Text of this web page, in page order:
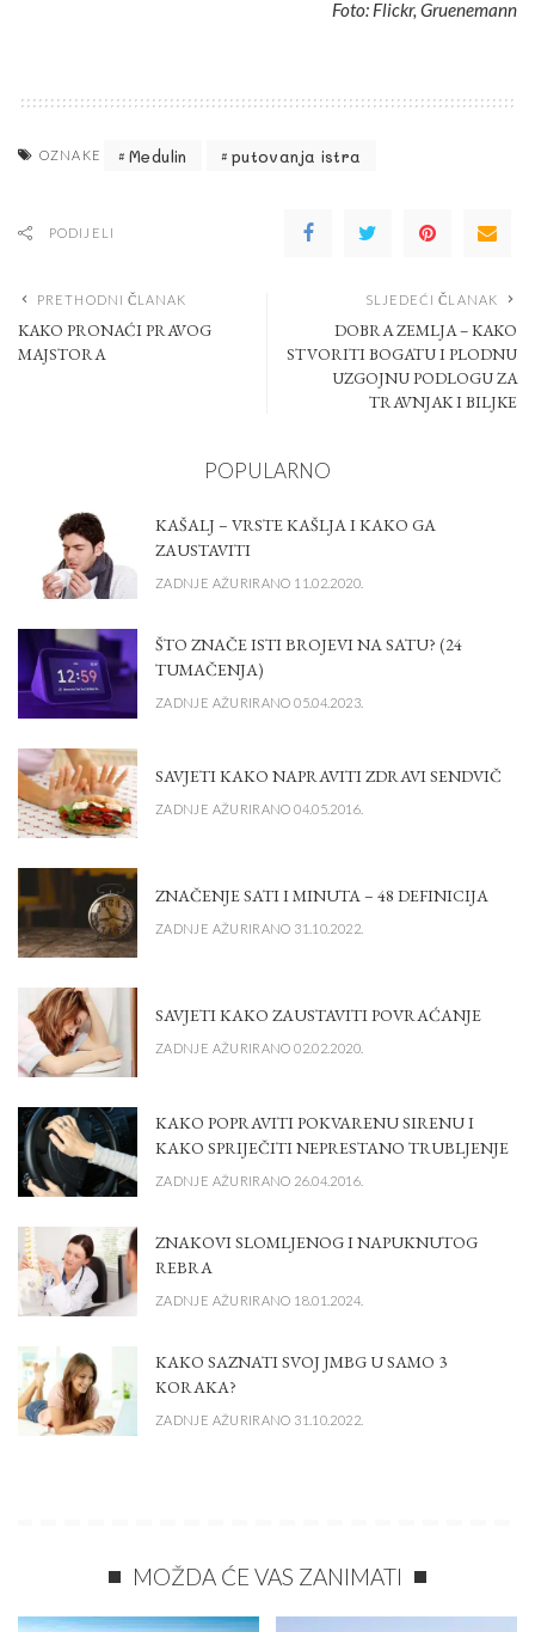
Foto: Flickr, Gruenemann
OZNAKE Medulin putovanja istra
PODIJELI
PRETHODNI ČLANAK
KAKO PRONAĆI PRAVOG
MAJSTORA
SLJEDEĆI ČLANAK
DOBRA ZEMLJA – KAKO
STVORITI BOGATU I PLODNU
UZGOJNU PODLOGU ZA
TRAVNJAK I BILJKE
POPULARNO
KAŠALJ – VRSTE KAŠLJA I KAKO GA
ZAUSTAVITI
ZADNJE AŽURIRANO 11.02.2020.
ŠTO ZNAČE ISTI BROJEVI NA SATU? (24
TUMAČENJA)
ZADNJE AŽURIRANO 05.04.2023.
SAVJETI KAKO NAPRAVITI ZDRAVI SENDVIČ
ZADNJE AŽURIRANO 04.05.2016.
ZNAČENJE SATI I MINUTA – 48 DEFINICIJA
ZADNJE AŽURIRANO 31.10.2022.
SAVJETI KAKO ZAUSTAVITI POVRAĆANJE
ZADNJE AŽURIRANO 02.02.2020.
KAKO POPRAVITI POKVARENU SIRENU I
KAKO SPRIJEČITI NEPRESTANO TRUBLJENJE
ZADNJE AŽURIRANO 26.04.2016.
ZNAKOVI SLOMLJENOG I NAPUKNUTOG
REBRA
ZADNJE AŽURIRANO 18.01.2024.
KAKO SAZNATI SVOJ JMBG U SAMO 3
KORAKA?
ZADNJE AŽURIRANO 31.10.2022.
MOŽDA ĆE VAS ZANIMATI